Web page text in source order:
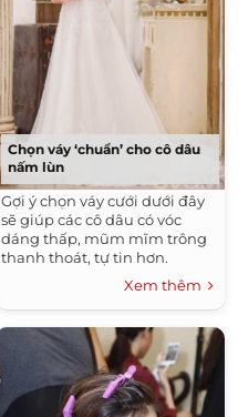
Chọn váy ‘chuẩn’ cho cô dâu
nấm lùn
Gợi ý chọn váy cưới dưới đây
sẽ giúp các cô dâu có vóc
dáng thấp, mũm mĩm trông
thanh thoát, tự tin hơn.
Xem thêm